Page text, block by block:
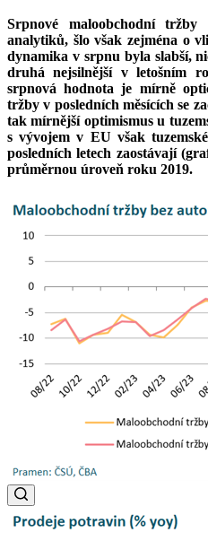
Srpnové maloobchodní
analytiků, šlo však zejména o
dynamika v srpnu byla slabší,
druhá nejsilnější v letošním
srpnová hodnota je mírně
tržby v posledních měsících se
tak mírnější optimismus u
s vývojem v EU však
posledních letech zaostávají
průměrnou úroveň roku 2019.